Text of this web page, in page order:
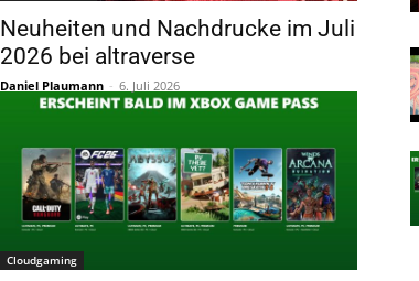
Neuheiten und Nachdrucke im Juli
2026 bei altraverse
Daniel Plaumann - 6. Juli 2026
Cloudgaming